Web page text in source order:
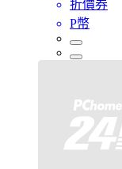
折價券
P幣